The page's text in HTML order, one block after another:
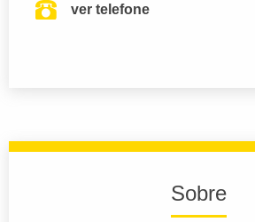
ver telefone
Sobre